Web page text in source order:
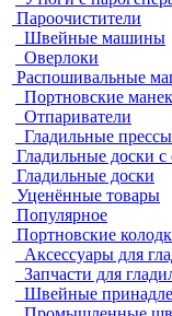
Пароочистители
Швейные машины
Оверлоки
Распошивальные
Портновские
Отпариватели
Гладильные прессы
Гладильные доски
Гладильные доски
Уценённые товары
Популярное
Портновские
Аксессуары для
Запчасти для
Швейные